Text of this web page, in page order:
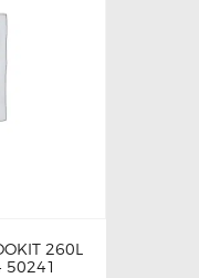
260L
50241